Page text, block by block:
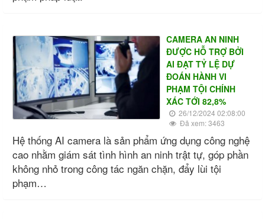
CAMERA AN NINH
ĐƯỢC HỖ TRỢ BỞI
AI ĐẠT TỶ LỆ DỰ
ĐOÁN HÀNH VI
PHẠM TỘI CHÍNH
XÁC TỚI 82,8%
26/12/2024 02:08:00
Đã xem: 3463
Hệ thống AI camera là sản phẩm ứng dụng công nghệ
cao nhằm giám sát tình hình an ninh trật tự, góp phần
không nhỏ trong công tác ngăn chặn, đẩy lùi tội
phạm…